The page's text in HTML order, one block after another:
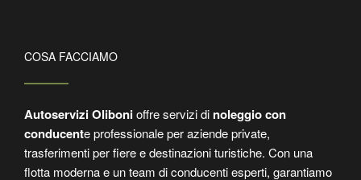
COSA FACCIAMO
Autoservizi Olibonioffre servizi di noleggio con
conducente professionale per aziende private,
trasferimenti per fiere e destinazioni turistiche. Con una
flotta moderna e un team di conducenti esperti, garantiamo